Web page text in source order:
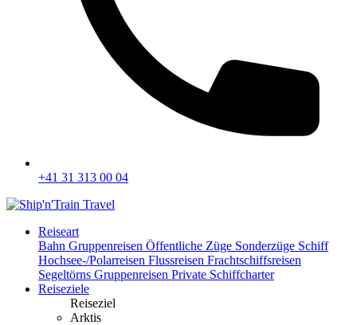
+41 31 313 00 04
Reiseart
Bahn Gruppenreisen Öffentliche Züge Sonderzüge Schiff
Hochsee-/Polarreisen Flussreisen Frachtschiffsreisen
Segeltörns Gruppenreisen Private Schiffcharter
Reiseziele
Reiseziel
Arktis